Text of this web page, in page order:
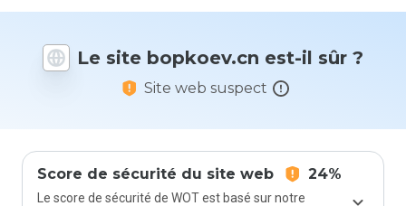
Le site bopkoev.cn est-il sûr ?
Site web suspect
Score de sécurité du site web 24%
Le score de sécurité de WOT est basé sur notre
1 et 5
vous à ce
site ?